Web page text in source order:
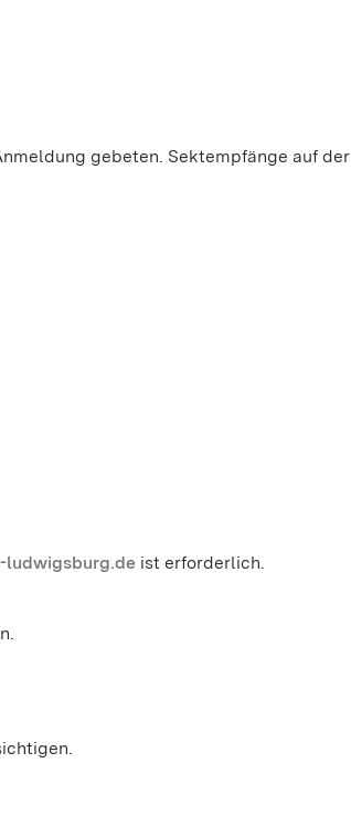
gebeten. Sektempfänge auf der
ludwigsburg.de ist erforderlich.